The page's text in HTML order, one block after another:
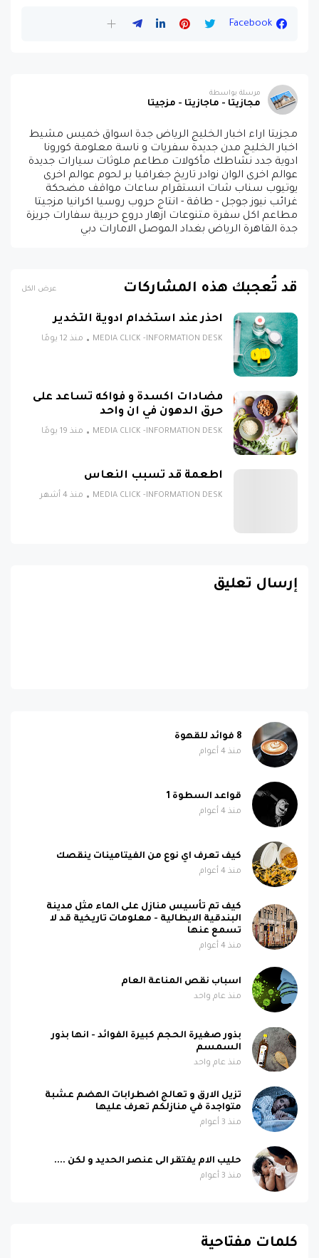
Facebook
مرسلة بواسطة
مجازيتا - ماجازيتا - مزجيتا
مجزيتا اراء اخبار الخليج الرياض جدة اسواق خميس مشيط
اخبار الخليج مدن جديدة سفريات و ناسة معلومة كورونا
ادوية جدد نشاطك مأكولات مطاعم ملوثات سيارات جديدة
عوالم اخرى الوان نوادر تاريخ جغرافيا بر لحوم عوالم اخرى
يوتيوب سناب شات انستقرام ساعات مواقف مضحكة
غرائب نيوز جوجل - طاقة - انتاج حروب روسيا اكرانيا مزجيتا
مطاعم اكل سفرة متنوعات ازهار دروع حربية سفارات جريزة
جدة القاهرة الرياض بغداد الموصل الامارات دبي
قد تُعجبك هذه المشاركات عرض الكل
احذر عند استخدام ادوية التخدير
MEDIA CLICK -INFORMATION DESK منذ 12 يومًا
مضادات اكسدة و فواكه تساعد على
حرق الدهون في ان واحد
MEDIA CLICK -INFORMATION DESK منذ 19 يومًا
اطعمة قد تسبب النعاس
MEDIA CLICK -INFORMATION DESK منذ 4 أشهر
إرسال تعليق
8 فوائد للقهوة
منذ 4 أعوام
قواعد السطوة 1
منذ 4 أعوام
كيف تعرف اي نوع من الفيتامينات ينقصك
منذ 4 أعوام
كيف تم تأسيس منازل على الماء مثل مدينة
البندقية الايطالية - معلومات تاريخية قد لا
تسمع عنها
منذ 4 أعوام
اسباب نقص المناعة العام
منذ عام واحد
بذور صغيرة الحجم كبيرة الفوائد - انها بذور
السمسم
منذ عام واحد
تزيل الارق و تعالج اضطرابات الهضم عشبة
متواجدة في منازلكم تعرف عليها
منذ 3 أعوام
حليب الام يفتقر الى عنصر الحديد و لكن ....
منذ 3 أعوام
كلمات مفتاحية